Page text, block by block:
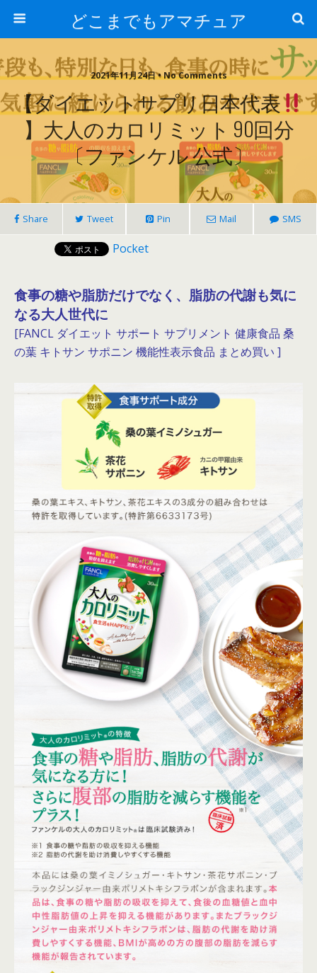
どこまでもアマチュア
2021年11月24日 • No Comments
【ダイエットサプリ日本代表
】大人のカロリミット 90回分
〔ファンケル 公式〕
Share Tweet Pin Mail SMS
Pocket
食事の糖や脂肪だけでなく、脂肪の代謝も気に
なる大人世代に
[FANCL ダイエット サポート サプリメント 健康食品 桑
の葉 キトサン サポニン 機能性表示食品 まとめ買い ]